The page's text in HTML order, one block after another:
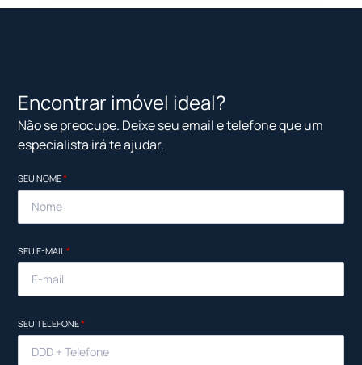
Encontrar imóvel ideal?
Não se preocupe. Deixe seu email e telefone que um
especialista irá te ajudar.
SEU NOME*
SEU E-MAIL*
SEU TELEFONE*